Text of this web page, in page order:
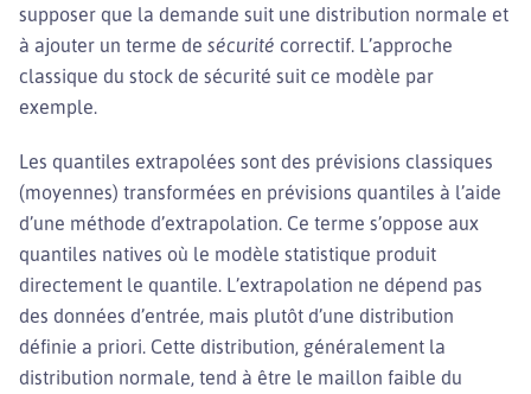
supposer que la demande suit une distribution normale et
à ajouter un terme de sécurité correctif. L’approche
classique du stock de sécurité suit ce modèle par
exemple.
Les quantiles extrapolées sont des prévisions classiques
(moyennes) transformées en prévisions quantiles à l’aide
d’une méthode d’extrapolation. Ce terme s’oppose aux
quantiles natives où le modèle statistique produit
directement le quantile. L’extrapolation ne dépend pas
des données d’entrée, mais plutôt d’une distribution
définie a priori. Cette distribution, généralement la
distribution normale, tend à être le maillon faible du